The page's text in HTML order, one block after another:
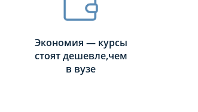
Экономия — курсы
стоят дешевле,чем
в вузе